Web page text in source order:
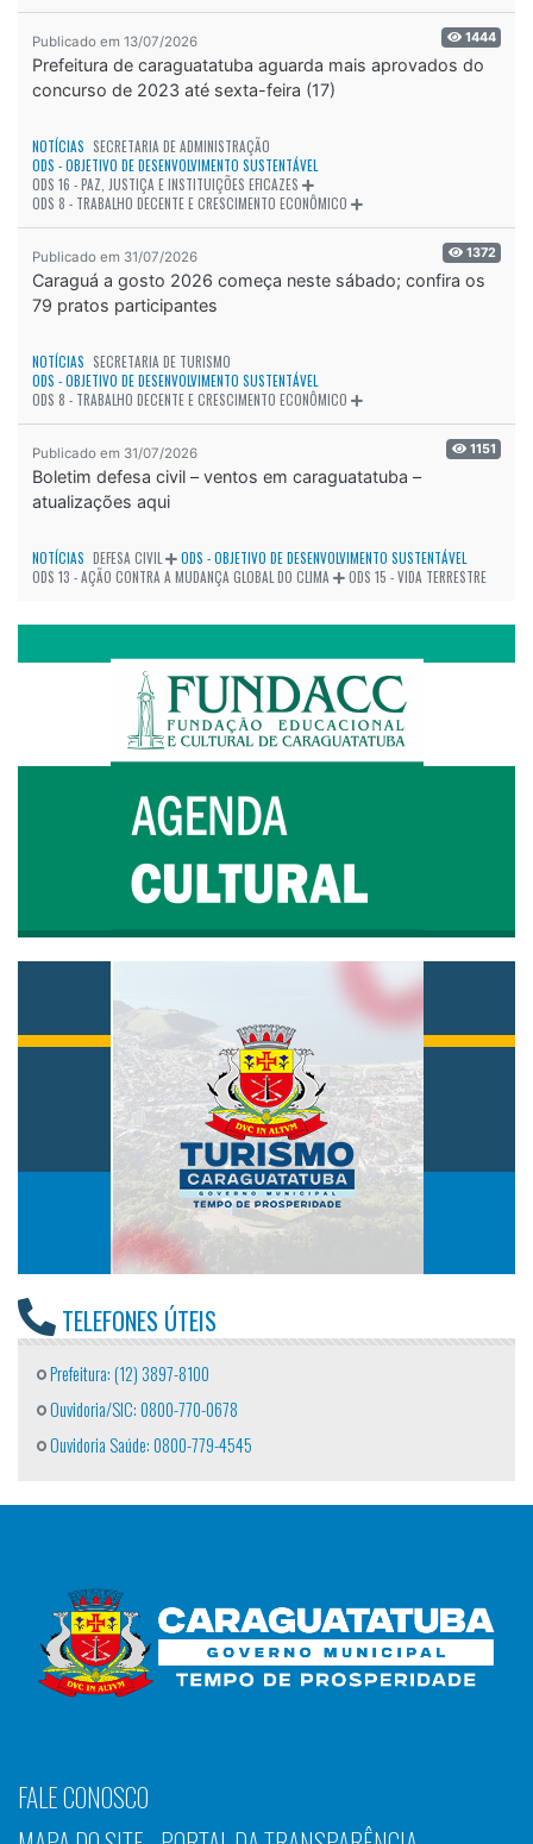
Publicado em 13/07/2026 1444
Prefeitura de caraguatatuba aguarda mais aprovados do
concurso de 2023 até sexta-feira (17)
NOTÍCIAS SECRETARIA DE ADMINISTRAÇÃO
ODS - OBJETIVO DE DESENVOLVIMENTO SUSTENTÁVEL
ODS 16 - PAZ, JUSTIÇA E INSTITUIÇÕES EFICAZES
ODS 8 - TRABALHO DECENTE E CRESCIMENTO ECONÔMICO
Publicado em 31/07/2026 1372
Caraguá a gosto 2026 começa neste sábado; confira os
79 pratos participantes
NOTÍCIAS SECRETARIA DE TURISMO
ODS - OBJETIVO DE DESENVOLVIMENTO SUSTENTÁVEL
ODS 8 - TRABALHO DECENTE E CRESCIMENTO ECONÔMICO
Publicado em 31/07/2026 1151
Boletim defesa civil – ventos em caraguatatuba –
atualizações aqui
NOTÍCIAS DEFESA CIVIL
ODS - OBJETIVO DE DESENVOLVIMENTO SUSTENTÁVEL
ODS 13 - AÇÃO CONTRA A MUDANÇA GLOBAL DO CLIMA
ODS 15 - VIDA TERRESTRE
TELEFONES ÚTEIS
Prefeitura: (12) 3897-8100
Ouvidoria/SIC: 0800-770-0678
Ouvidoria Saúde: 0800-779-4545
FALE CONOSCO